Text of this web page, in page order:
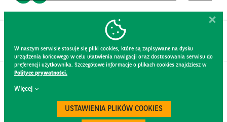
W naszym serwisie stosuje się pliki cookies, które są zapisywane na dysku
urządzenia końcowego w celu ułatwienia nawigacji oraz dostosowania serwisu do
preferencji użytkownika. Szczegółowe informacje o plikach cookies znajdziesz w
Polityce prywatności.
Więcej
USTAWIENIA PLIKÓW COOKIES
REGULAMIN STRONY
POLITYKA PRYWATNOŚCI